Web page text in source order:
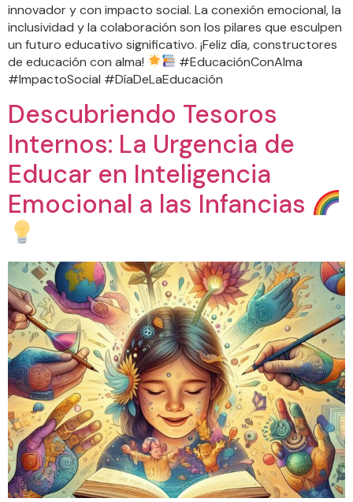
innovador y con impacto social. La conexión emocional, la
inclusividad y la colaboración son los pilares que esculpen
un futuro educativo significativo. ¡Feliz día, constructores
de educación con alma!
#EducaciónConAlma
#ImpactoSocial #DíaDeLaEducación
Descubriendo Tesoros
Internos: La Urgencia de
Educar en Inteligencia
Emocional a las Infancias